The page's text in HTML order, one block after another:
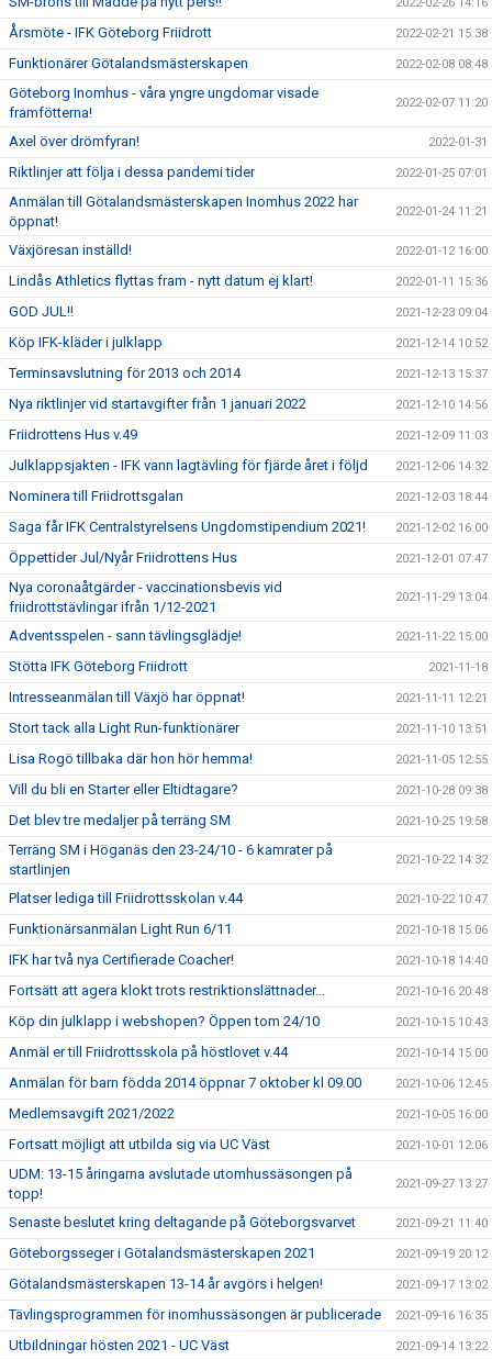
Årsmöte - IFK Göteborg Friidrott 2022-02-21 15:38
Funktionärer Götalandsmästerskapen 2022-02-08 08:48
Göteborg Inomhus - våra yngre ungdomar visade
framfötterna!
2022-02-07 11:20
Axel över drömfyran! 2022-01-31
Riktlinjer att följa i dessa pandemi tider 2022-01-25 07:01
Anmälan till Götalandsmästerskapen Inomhus 2022 har
öppnat!
2022-01-24 11:21
Växjöresan inställd! 2022-01-12 16:00
Lindås Athletics flyttas fram - nytt datum ej klart! 2022-01-11 15:36
GOD JUL!! 2021-12-23 09:04
Köp IFK-kläder i julklapp 2021-12-14 10:52
Terminsavslutning för 2013 och 2014 2021-12-13 15:37
Nya riktlinjer vid startavgifter från 1 januari 2022 2021-12-10 14:56
Friidrottens Hus v.49 2021-12-09 11:03
Julklappsjakten - IFK vann lagtävling för fjärde året i följd 2021-12-06 14:32
Nominera till Friidrottsgalan 2021-12-03 18:44
Saga får IFK Centralstyrelsens Ungdomstipendium 2021! 2021-12-02 16:00
Öppettider Jul/Nyår Friidrottens Hus 2021-12-01 07:47
Nya coronaåtgärder - vaccinationsbevis vid
friidrottstävlingar ifrån 1/12-2021
2021-11-29 13:04
Adventsspelen - sann tävlingsglädje! 2021-11-22 15:00
Stötta IFK Göteborg Friidrott 2021-11-18
Intresseanmälan till Växjö har öppnat! 2021-11-11 12:21
Stort tack alla Light Run-funktionärer 2021-11-10 13:51
Lisa Rogö tillbaka där hon hör hemma! 2021-11-05 12:55
Vill du bli en Starter eller Eltidtagare? 2021-10-28 09:38
Det blev tre medaljer på terräng SM 2021-10-25 19:58
Terräng SM i Höganäs den 23-24/10 - 6 kamrater på
startlinjen
2021-10-22 14:32
Platser lediga till Friidrottsskolan v.44 2021-10-22 10:47
Funktionärsanmälan Light Run 6/11 2021-10-18 15:06
IFK har två nya Certifierade Coacher! 2021-10-18 14:40
Fortsätt att agera klokt trots restriktionslättnader... 2021-10-16 20:48
Köp din julklapp i webshopen? Öppen tom 24/10 2021-10-15 10:43
Anmäl er till Friidrottsskola på höstlovet v.44 2021-10-14 15:00
Anmälan för barn födda 2014 öppnar 7 oktober kl 09.00 2021-10-06 12:45
Medlemsavgift 2021/2022 2021-10-05 16:00
Fortsatt möjligt att utbilda sig via UC Väst 2021-10-01 12:06
UDM: 13-15 åringarna avslutade utomhussäsongen på
topp!
2021-09-27 13:27
Senaste beslutet kring deltagande på Göteborgsvarvet 2021-09-21 11:40
Göteborgsseger i Götalandsmästerskapen 2021 2021-09-19 20:12
Götalandsmästerskapen 13-14 år avgörs i helgen! 2021-09-17 13:02
Tävlingsprogrammen för inomhussäsongen är publicerade 2021-09-16 16:35
Utbildningar hösten 2021 - UC Väst 2021-09-14 13:22